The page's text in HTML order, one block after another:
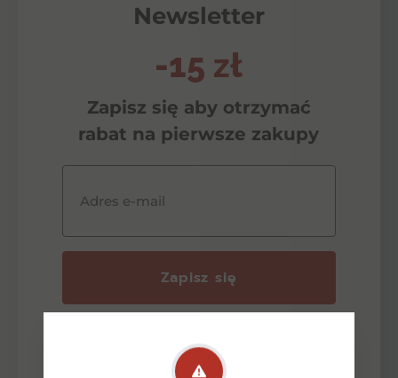
Newsletter
-15 zł
Zapisz się aby otrzymać
rabat na pierwsze zakupy
Adres e-mail
Zapisz się
osobowych w celu odpowiedzi na zadane
pytanie lub złożenie oferty zgodnie z